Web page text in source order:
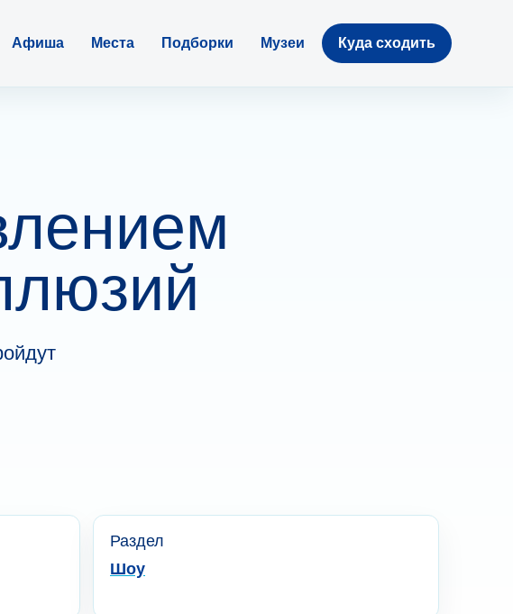
Афиша Места Подборки Музеи Куда сходить
Раздел
Шоу